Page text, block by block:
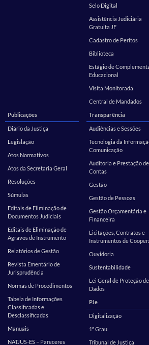
Selo Digital
Assistência Judiciária
Gratuita JF
Cadastro de Peritos
Biblioteca
Estágio de
Educacional
Visita Monitorada
Central de Mandados
Publicações
Diário da Justiça
Legislação
Atos Normativos
Atos da Secretaria Geral
Resoluções
Súmulas
Editais de Eliminação de
Documentos Judiciais
Editais de Eliminação de
Agravos de Instrumento
Relatórios de Gestão
Revista Ementário de
Jurisprudência
Normas de Procedimentos
Tabela de Informações
Classificadas e
Desclassificadas
Manuais
NATJUS-ES – Pareceres
Transparência
Audiências e Sessões
Tecnologia da
Comunicação
Auditoria e Prestação de
Contas
Gestão
Gestão de Pessoas
Gestão Orçamentária e
Financeira
Licitações, Contratos e
Instrumentos de
Ouvidoria
Sustentabilidade
Lei Geral de Proteção de
Dados
PJe
Digitalização
1º Grau
Tribunal de Justiça